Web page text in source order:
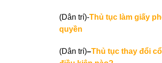
(Dân trí)-Thủ tục làm giấy
quyền
(Dân trí)–Thủ tục thay đổi